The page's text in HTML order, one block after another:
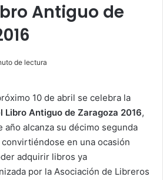
Antiguo de
de lectura
10 de abril se celebra la
Libro Antiguo de Zaragoza 2016,
año alcanza su décimo segunda
en una ocasión
adquirir libros ya
por la Asociación de Libreros